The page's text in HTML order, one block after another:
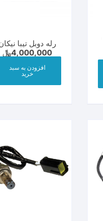
رله دوبل تیبا
4,000,000﷼
افزودن به سبد
خرید